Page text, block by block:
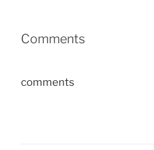
Comments
comments